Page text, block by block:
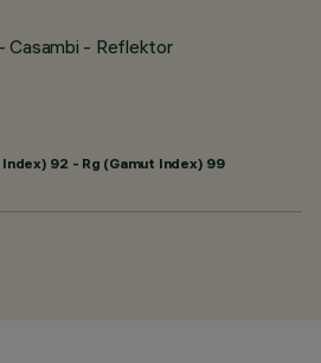
- Reflektor
92 - Rg (Gamut Index) 99